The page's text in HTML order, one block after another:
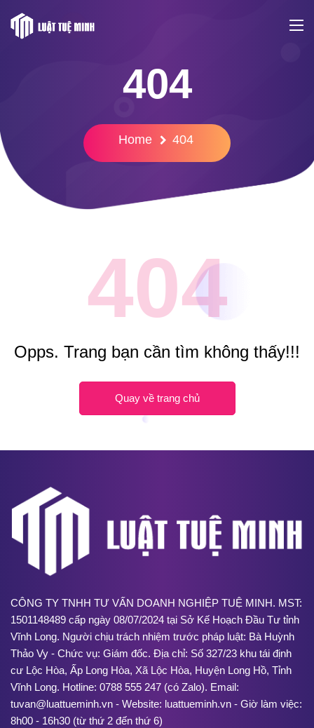
404
Home 404
404
Opps. Trang bạn cần tìm không thấy!!!
Quay về trang chủ
CÔNG TY TNHH TƯ VẤN DOANH NGHIỆP TUỆ MINH. MST:
1501148489 cấp ngày 08/07/2024 tại Sở Kế Hoạch Đầu Tư tỉnh
Vĩnh Long. Người chịu trách nhiệm trước pháp luật: Bà Huỳnh
Thảo Vy - Chức vụ: Giám đốc. Địa chỉ: Số 327/23 khu tái định
cư Lộc Hòa, Ấp Long Hòa, Xã Lộc Hòa, Huyện Long Hồ, Tỉnh
Vĩnh Long. Hotline: 0788 555 247 (có Zalo). Email:
tuvan@luattueminh.vn - Website: luattueminh.vn - Giờ làm việc:
8h00 - 16h30 (từ thứ 2 đến thứ 6)